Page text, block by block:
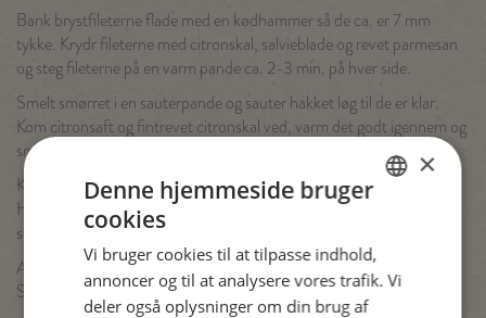
Bank brystfileterne flade med en kødhammer så de ca. er 7 mm
tykke. Krydr fileterne med citronskal, salvieblade og revet parmesan
og steg fileterne på en varm pande ca. 2-3 min. på hver side.
Smelt smørret i en sauterpande og sauter hakket løg til de er klar.
Kom citronsaft og fintrevet citronskal ved, varm det godt igennem og
smag til med salt og peber.
Kog pastaen ”al dente” og kom spinaten ved de sidste sekunder.
Hæld vandet fra pastaen, dryp af og vend pasta, spinat samt
soltørrede tomater i citronsmørret.
Anret på tallerkener, drys med parmesan og læg nem fileten ovenpå.
Server straks.
ENGLISH
SPANISH
×
Denne hjemmeside bruger
cookies
Vi bruger cookies til at tilpasse indhold,
annoncer og til at analysere vores trafik. Vi
deler også oplysninger om din brug af